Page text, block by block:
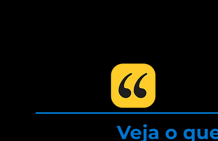
Veja o